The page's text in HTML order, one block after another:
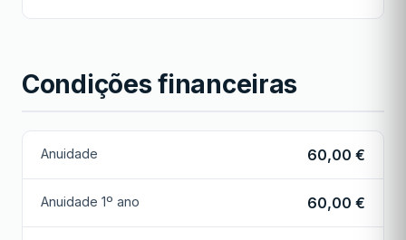
Condições financeiras
Anuidade 60,00 €
Anuidade 1º ano 60,00 €